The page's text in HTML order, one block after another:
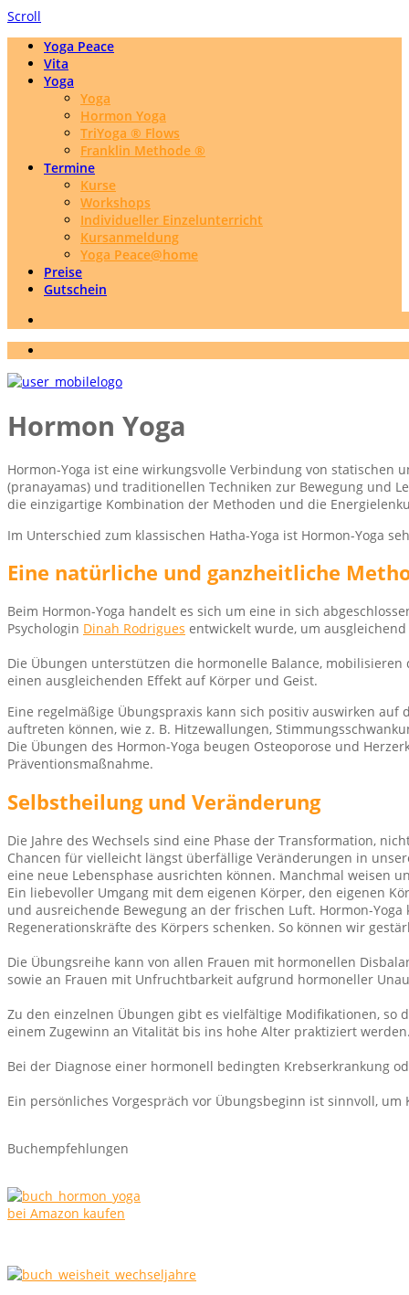
Scroll
Yoga Peace
Vita
Yoga
Yoga
Hormon Yoga
TriYoga ® Flows
Franklin Methode ®
Termine
Kurse
Workshops
Individueller Einzelunterricht
Kursanmeldung
Yoga Peace@home
Preise
Gutschein
Hormon Yoga
Hormon-Yoga ist eine wirkungsvolle Verbindung von
(pranayamas) und traditionellen Techniken zur Bewegung und
die einzigartige Kombination der Methoden und die
Im Unterschied zum klassischen Hatha-Yoga ist Hormon-Yoga
Eine natürliche und ganzheitliche
Beim Hormon-Yoga handelt es sich um eine in sich
Psychologin Dinah Rodrigues entwickelt wurde, um
Die Übungen unterstützen die hormonelle Balance,
einen ausgleichenden Effekt auf Körper und Geist.
Eine regelmäßige Übungspraxis kann sich positiv auswirken
auftreten können, wie z. B. Hitzewallungen,
Die Übungen des Hormon-Yoga beugen Osteoporose und
Präventionsmaßnahme.
Selbstheilung und Veränderung
Die Jahre des Wechsels sind eine Phase der Transformation,
Chancen für vielleicht längst überfällige Veränderungen in
eine neue Lebensphase ausrichten können. Manchmal weisen
Ein liebevoller Umgang mit dem eigenen Körper, den eigenen
und ausreichende Bewegung an der frischen Luft. Hormon-
Regenerationskräfte des Körpers schenken. So können wir
Die Übungsreihe kann von allen Frauen mit hormonellen
sowie an Frauen mit Unfruchtbarkeit aufgrund hormoneller
Zu den einzelnen Übungen gibt es vielfältige Modifikationen, so
einem Zugewinn an Vitalität bis ins hohe Alter praktiziert
Bei der Diagnose einer hormonell bedingten Krebserkrankung
Ein persönliches Vorgespräch vor Übungsbeginn ist sinnvoll,
Buchempfehlungen
bei Amazon kaufen